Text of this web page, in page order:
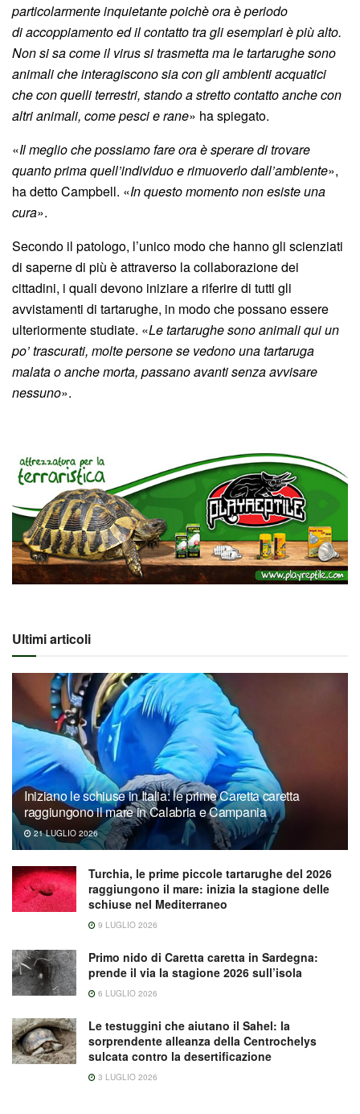
particolarmente inquietante poichè ora è periodo
di accoppiamento ed il contatto tra gli esemplari è più alto.
Non si sa come il virus si trasmetta ma le tartarughe sono
animali che interagiscono sia con gli ambienti acquatici
che con quelli terrestri, stando a stretto contatto anche con
altri animali, come pesci e rane» ha spiegato.
«Il meglio che possiamo fare ora è sperare di trovare
quanto prima quell’individuo e rimuoverlo dall’ambiente»,
ha detto Campbell. «In questo momento non esiste una
cura».
Secondo il patologo, l’unico modo che hanno gli scienziati
di saperne di più è attraverso la collaborazione dei
cittadini, i quali devono iniziare a riferire di tutti gli
avvistamenti di tartarughe, in modo che possano essere
ulteriormente studiate. «Le tartarughe sono animali qui un
po’ trascurati, molte persone se vedono una tartaruga
malata o anche morta, passano avanti senza avvisare
nessuno».
Ultimi articoli
Iniziano le schiuse in Italia: le prime Caretta caretta
raggiungono il mare in Calabria e Campania
21 LUGLIO 2026
Turchia, le prime piccole tartarughe del 2026
raggiungono il mare: inizia la stagione delle
schiuse nel Mediterraneo
9 LUGLIO 2026
Primo nido di Caretta caretta in Sardegna:
prende il via la stagione 2026 sull’isola
6 LUGLIO 2026
Le testuggini che aiutano il Sahel: la
sorprendente alleanza della Centrochelys
sulcata contro la desertificazione
3 LUGLIO 2026